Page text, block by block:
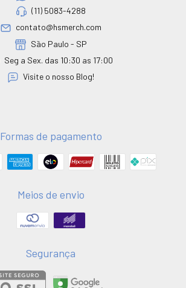
(11) 5083-4288
contato@hsmerch.com
São Paulo - SP
Seg a Sex. das 10:30 as 17:00
Visite o nosso Blog!
Formas de pagamento
Meios de envio
Segurança